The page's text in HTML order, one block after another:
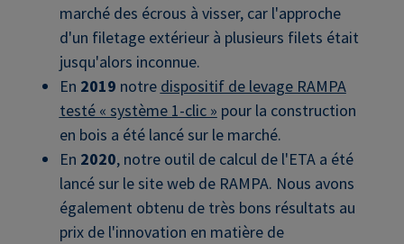
marché des écrous à visser, car l'approche
d'un filetage extérieur à plusieurs filets était
jusqu'alors inconnue.
En 2019 notre dispositif de levage RAMPA
testé « système 1-clic » pour la construction
en bois a été lancé sur le marché.
En 2020, notre outil de calcul de l'ETA a été
lancé sur le site web de RAMPA. Nous avons
également obtenu de très bons résultats au
prix de l'innovation en matière de